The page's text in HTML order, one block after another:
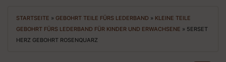
STARTSEITE » GEBOHRT TEILE FÜRS LEDERBAND » KLEINE TEILE
GEBOHRT FÜRS LEDERBAND FÜR KINDER UND ERWACHSENE » 5ERSET
HERZ GEBOHRT ROSENQUARZ